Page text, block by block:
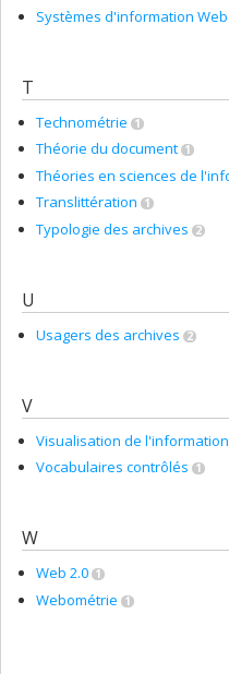
Systèmes d'information Web
T
Technométrie 1
Théorie du document 1
Théories en sciences de
Translittération 1
Typologie des archives 2
U
Usagers des archives 2
V
Visualisation de l'information
Vocabulaires contrôlés 1
W
Web 2.0 1
Webométrie 1